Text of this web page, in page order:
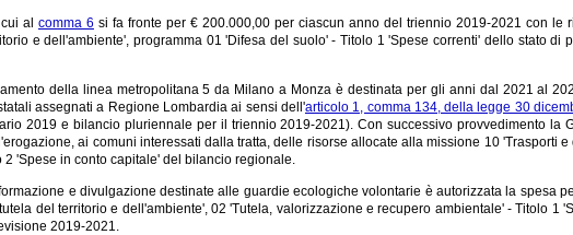
al comma 6 si fa fronte per € 200.000,00 per ciascun anno del triennio 2019-2021 con le
e dell'ambiente', programma 01 'Difesa del suolo' - Titolo 1 'Spese correnti' dello stato
della linea metropolitana 5 da Milano a Monza è destinata per gli anni dal 2021 al
assegnati a Regione Lombardia ai sensi dell'articolo 1, comma 134, della legge 30
2019 e bilancio pluriennale per il triennio 2019-2021). Con successivo provvedimento la
ai comuni interessati dalla tratta, delle risorse allocate alla missione 10 'Trasporti
2 'Spese in conto capitale' del bilancio regionale.
e divulgazione destinate alle guardie ecologiche volontarie è autorizzata la spesa
del territorio e dell'ambiente', 02 'Tutela, valorizzazione e recupero ambientale' - Titolo 1
2019-2021.